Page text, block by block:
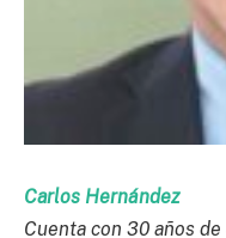
Carlos Hernández
Cuenta con 30 años